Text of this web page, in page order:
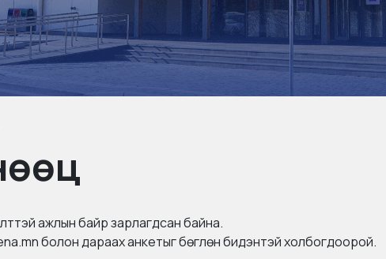
ажлын байр зарлагдсан байна.
болон дараах анкетыг бөглөн бидэнтэй холбогдоорой.